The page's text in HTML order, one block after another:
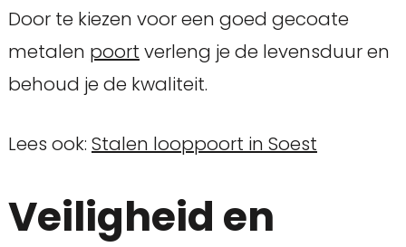
Door te kiezen voor een goed gecoate
metalen poort verleng je de levensduur en
behoud je de kwaliteit.
Lees ook: Stalen looppoort in Soest
Veiligheid en